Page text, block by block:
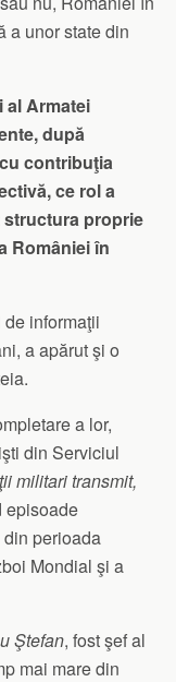
a unor state din
al Armatei
după
contribuţia
ce rol a
structura proprie
României în
informaţii
a apărut şi o
a lor,
din Serviciul
militari transmit,
episoade
perioada
Mondial şi a
Ştefan, fost şef al
mai mare din